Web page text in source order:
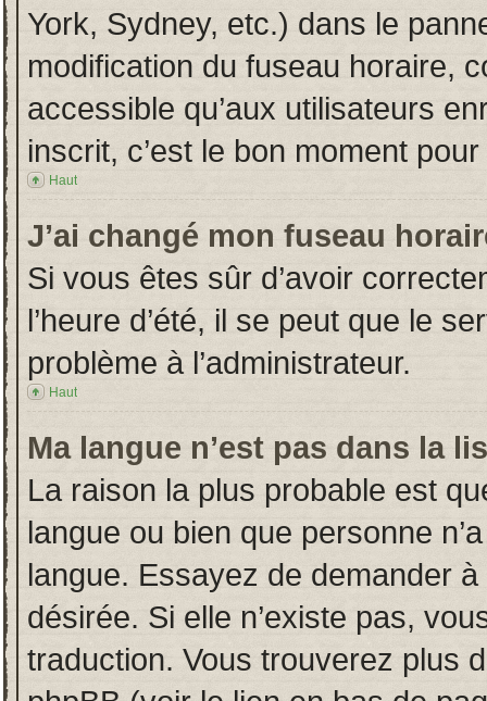
York, Sydney, etc.) dans le
modification du fuseau horaire,
accessible qu’aux utilisateurs
inscrit, c’est le bon moment
Haut
J’ai changé mon fuseau
Si vous êtes sûr d’avoir
l’heure d’été, il se peut que le
problème à l’administrateur.
Haut
Ma langue n’est pas dans la
La raison la plus probable est
langue ou bien que personne
langue. Essayez de demander à
désirée. Si elle n’existe pas,
traduction. Vous trouverez plus